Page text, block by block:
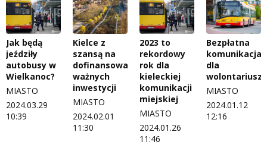
Jak będą
jeździły
autobusy w
Wielkanoc?
MIASTO
2024.03.29
10:39
Kielce z
szansą na
dofinansowanie
ważnych
inwestycji
MIASTO
2024.02.01
11:30
2023 to
rekordowy
rok dla
kieleckiej
komunikacji
miejskiej
MIASTO
2024.01.26
11:46
Bezpłatna
komunikacja
dla
wolontariuszy
MIASTO
2024.01.12
12:16